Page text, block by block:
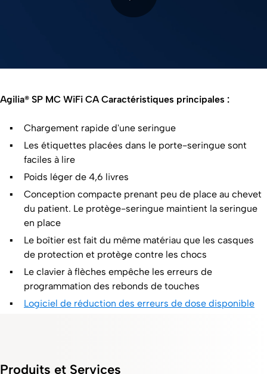
Agilia® SP MC WiFi CA Caractéristiques principales :
Chargement rapide d'une seringue
Les étiquettes placées dans le porte-seringue sont
faciles à lire
Poids léger de 4,6 livres
Conception compacte prenant peu de place au chevet
du patient. Le protège-seringue maintient la seringue
en place
Le boîtier est fait du même matériau que les casques
de protection et protège contre les chocs
Le clavier à flèches empêche les erreurs de
programmation des rebonds de touches
Logiciel de réduction des erreurs de dose disponible
Produits et Services